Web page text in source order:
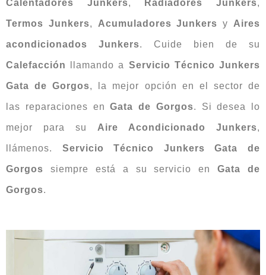
Calentadores Junkers, Radiadores Junkers,
Termos Junkers, Acumuladores Junkers yAires
acondicionados Junkers. Cuide bien de su
Calefacción llamando a Servicio Técnico Junkers
Gata de Gorgos, la mejor opción en el sector de
las reparaciones enGata de Gorgos. Si desea lo
mejor para su Aire Acondicionado Junkers,
llámenos. Servicio Técnico Junkers Gata de
Gorgos siempre está a su servicio enGata de
Gorgos.